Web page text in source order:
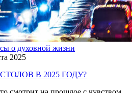
о духовной жизни
2025
В 2025 ГОДУ?